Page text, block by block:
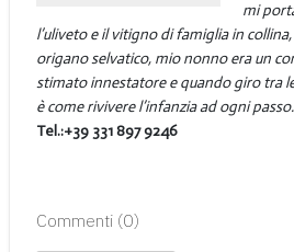
mi
l’uliveto e il vitigno di famiglia in
origano selvatico, mio nonno era un
stimato innestatore e quando giro tra
è come rivivere l’infanzia ad ogni
Tel.:+39 331 897 9246
Commenti (0)